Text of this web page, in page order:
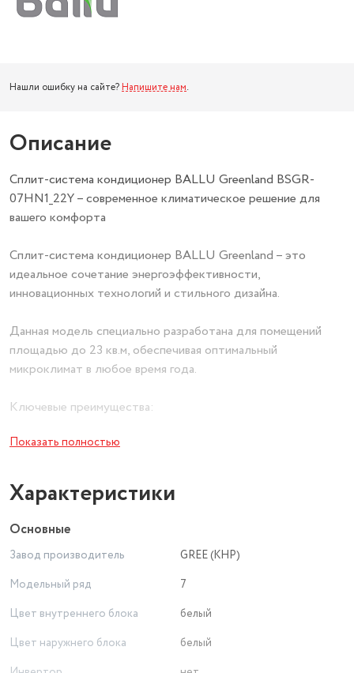
Нашли ошибку на сайте? Напишите нам.
Описание
Сплит-система кондиционер BALLU Greenland BSGR-
07HN1_22Y – современное климатическое решение для
вашего комфорта
Сплит-система кондиционер BALLU Greenland – это
идеальное сочетание энергоэффективности,
инновационных технологий и стильного дизайна.
Данная модель специально разработана для помещений
площадью до 23 кв.м, обеспечивая оптимальный
микроклимат в любое время года.
Ключевые преимущества:
✔ Энергоэффективность класса А – экономия
Функция самоочистки – автоматическая очистка
внутреннего блока для поддержания гигиены
✔ Современный дизайн – белый корпус гармонично
✔ Удобное управление – пульт ДУ с интуитивно понятным
интерфейсом
Показать полностью
Характеристики
Основные
Завод производитель
GREE (КНР)
Модельный ряд
7
Цвет внутреннего блока
белый
Цвет наружнего блока
белый